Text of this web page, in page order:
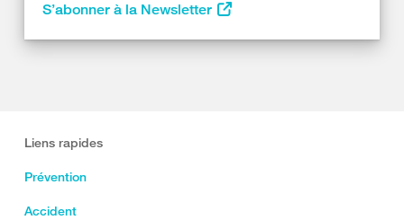
S’abonner à la Newsletter
Liens rapides
Prévention
Accident